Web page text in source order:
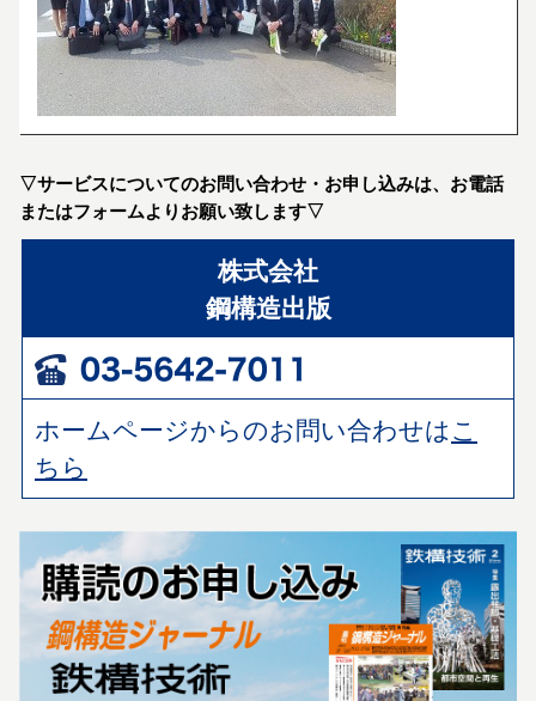
▽サービスについてのお問い合わせ・お申し込みは、お電話
またはフォームよりお願い致します▽
株式会社
鋼構造出版
ホームページからのお問い合わせは こ
ちら